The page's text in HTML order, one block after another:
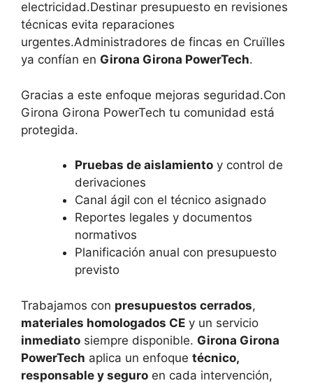
electricidad.Destinar presupuesto en revisiones
técnicas evita reparaciones
urgentes.Administradores de fincas en Cruïlles
ya confían en Girona Girona PowerTech.
Gracias a este enfoque mejoras seguridad.Con
Girona Girona PowerTech tu comunidad está
protegida.
Pruebas de aislamientoy control de
derivaciones
Canal ágil con el técnico asignado
Reportes legales y documentos
normativos
Planificación anual con presupuesto
previsto
Trabajamos con presupuestos cerrados,
materiales homologados CE y un servicio
inmediato siempre disponible. Girona Girona
PowerTech aplica un enfoque técnico,
responsable y seguro en cada intervención,